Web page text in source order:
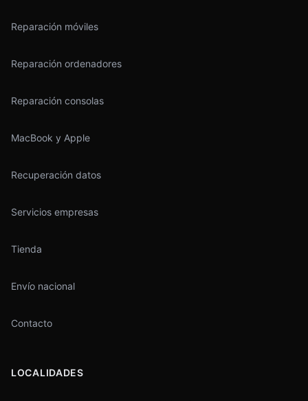
Reparación móviles
Reparación ordenadores
Reparación consolas
MacBook y Apple
Recuperación datos
Servicios empresas
Tienda
Envío nacional
Contacto
LOCALIDADES